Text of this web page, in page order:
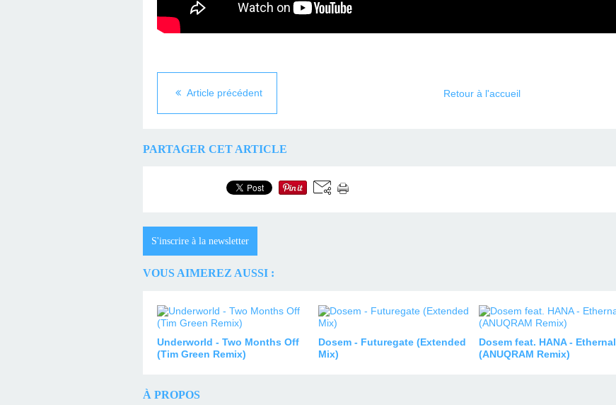
Article précédent Retour à l'accueil
PARTAGER CET ARTICLE
S'inscrire à la newsletter
VOUS AIMEREZ AUSSI :
Underworld - Two Months Off
(Tim Green Remix)
Dosem - Futuregate (Extended
Mix)
Dosem feat. HANA - Ethernal
(ANUQRAM Remix)
À PROPOS